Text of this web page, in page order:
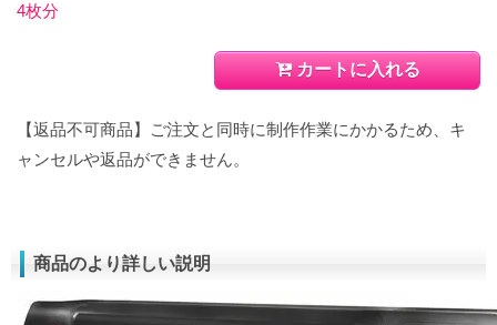
4枚分
カートに入れる
【返品不可商品】ご注文と同時に制作作業にかかるため、キ
ャンセルや返品ができません。
商品のより詳しい説明